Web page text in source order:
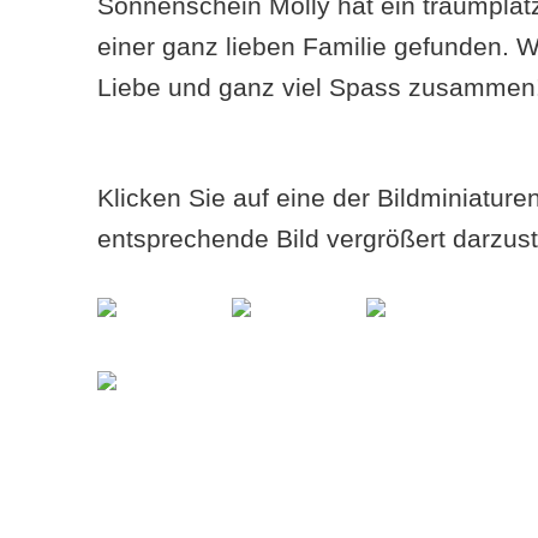
einer ganz lieben Familie gefunden.
Liebe und ganz viel Spass
Klicken Sie auf eine der
entsprechende Bild vergrößert